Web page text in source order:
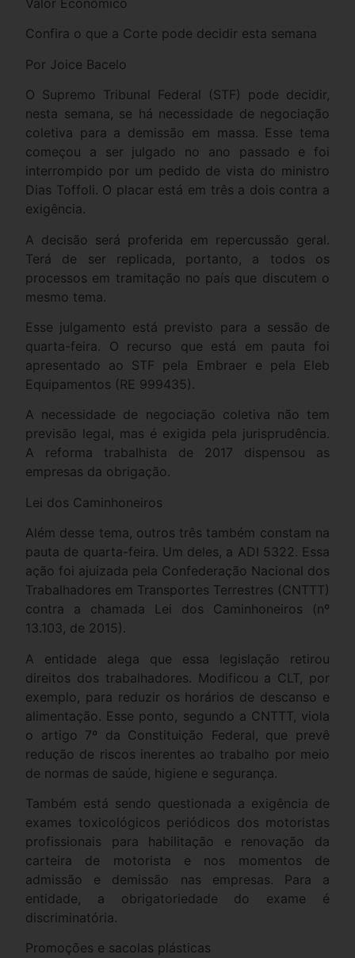
Confira o que a Corte pode decidir esta semana
Por Joice Bacelo
O Supremo Tribunal Federal (STF) pode decidir,
nesta semana, se há necessidade de negociação
coletiva para a demissão em massa. Esse tema
começou a ser julgado no ano passado e foi
interrompido por um pedido de vista do ministro
Dias Toffoli. O placar está em três a dois contra a
exigência.
A decisão será proferida em repercussão geral.
Terá de ser replicada, portanto, a todos os
processos em tramitação no país que discutem o
mesmo tema.
Esse julgamento está previsto para a sessão de
quarta-feira. O recurso que está em pauta foi
apresentado ao STF pela Embraer e pela Eleb
Equipamentos (RE 999435).
A necessidade de negociação coletiva não tem
previsão legal, mas é exigida pela jurisprudência.
A reforma trabalhista de 2017 dispensou as
empresas da obrigação.
Lei dos Caminhoneiros
Além desse tema, outros três também constam na
pauta de quarta-feira. Um deles, a ADI 5322. Essa
ação foi ajuizada pela Confederação Nacional dos
Trabalhadores em Transportes Terrestres (CNTTT)
contra a chamada Lei dos Caminhoneiros (nº
13.103, de 2015).
A entidade alega que essa legislação retirou
direitos dos trabalhadores. Modificou a CLT, por
exemplo, para reduzir os horários de descanso e
alimentação. Esse ponto, segundo a CNTTT, viola
o artigo 7º da Constituição Federal, que prevê
redução de riscos inerentes ao trabalho por meio
de normas de saúde, higiene e segurança.
Também está sendo questionada a exigência de
exames toxicológicos periódicos dos motoristas
profissionais para habilitação e renovação da
carteira de motorista e nos momentos de
admissão e demissão nas empresas. Para a
entidade, a obrigatoriedade do exame é
discriminatória.
Promoções e sacolas plásticas